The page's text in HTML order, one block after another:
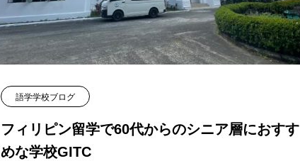
語学学校ブログ
フィリピン留学で60代からのシニア層におすす
めな学校GITC